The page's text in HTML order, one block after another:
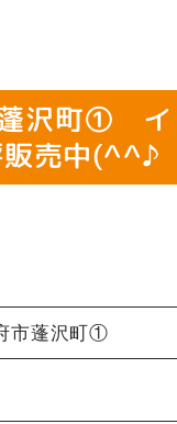
沢町① イ
売中(^^♪
市蓬沢町①